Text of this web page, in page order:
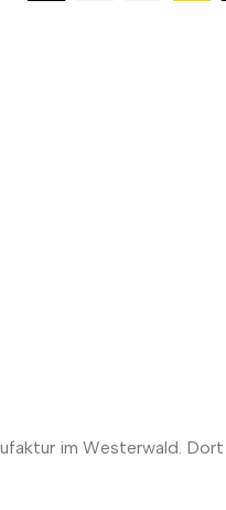
im Westerwald.